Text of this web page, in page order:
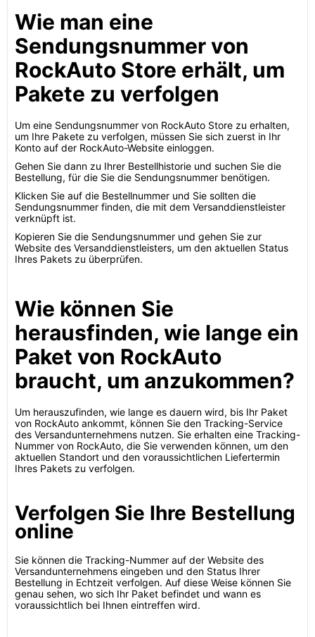
Wie man eine
Sendungsnummer von
RockAuto Store erhält, um
Pakete zu verfolgen
Um eine Sendungsnummer von RockAuto Store zu erhalten,
um Ihre Pakete zu verfolgen, müssen Sie sich zuerst in Ihr
Konto auf der RockAuto-Website einloggen.
Gehen Sie dann zu Ihrer Bestellhistorie und suchen Sie die
Bestellung, für die Sie die Sendungsnummer benötigen.
Klicken Sie auf die Bestellnummer und Sie sollten die
Sendungsnummer finden, die mit dem Versanddienstleister
verknüpft ist.
Kopieren Sie die Sendungsnummer und gehen Sie zur
Website des Versanddienstleisters, um den aktuellen Status
Ihres Pakets zu überprüfen.
Wie können Sie
herausfinden, wie lange ein
Paket von RockAuto
braucht, um anzukommen?
Um herauszufinden, wie lange es dauern wird, bis Ihr Paket
von RockAuto ankommt, können Sie den Tracking-Service
des Versandunternehmens nutzen. Sie erhalten eine Tracking-
Nummer von RockAuto, die Sie verwenden können, um den
aktuellen Standort und den voraussichtlichen Liefertermin
Ihres Pakets zu verfolgen.
Verfolgen Sie Ihre Bestellung
online
Sie können die Tracking-Nummer auf der Website des
Versandunternehmens eingeben und den Status Ihrer
Bestellung in Echtzeit verfolgen. Auf diese Weise können Sie
genau sehen, wo sich Ihr Paket befindet und wann es
voraussichtlich bei Ihnen eintreffen wird.